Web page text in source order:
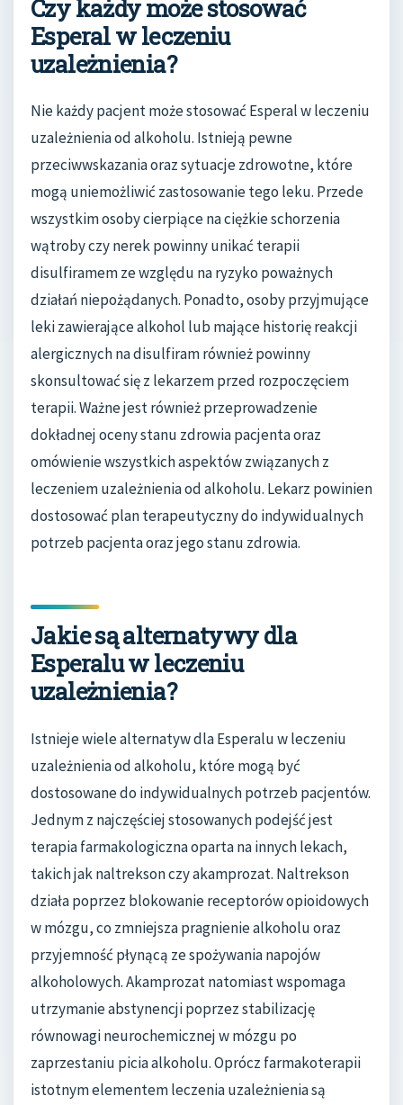
Czy każdy może stosować
Esperal w leczeniu
uzależnienia?
Nie każdy pacjent może stosować Esperal w leczeniu
uzależnienia od alkoholu. Istnieją pewne
przeciwwskazania oraz sytuacje zdrowotne, które
mogą uniemożliwić zastosowanie tego leku. Przede
wszystkim osoby cierpiące na ciężkie schorzenia
wątroby czy nerek powinny unikać terapii
disulfiramem ze względu na ryzyko poważnych
działań niepożądanych. Ponadto, osoby przyjmujące
leki zawierające alkohol lub mające historię reakcji
alergicznych na disulfiram również powinny
skonsultować się z lekarzem przed rozpoczęciem
terapii. Ważne jest również przeprowadzenie
dokładnej oceny stanu zdrowia pacjenta oraz
omówienie wszystkich aspektów związanych z
leczeniem uzależnienia od alkoholu. Lekarz powinien
dostosować plan terapeutyczny do indywidualnych
potrzeb pacjenta oraz jego stanu zdrowia.
Jakie są alternatywy dla
Esperalu w leczeniu
uzależnienia?
Istnieje wiele alternatyw dla Esperalu w leczeniu
uzależnienia od alkoholu, które mogą być
dostosowane do indywidualnych potrzeb pacjentów.
Jednym z najczęściej stosowanych podejść jest
terapia farmakologiczna oparta na innych lekach,
takich jak naltrekson czy akamprozat. Naltrekson
działa poprzez blokowanie receptorów opioidowych
w mózgu, co zmniejsza pragnienie alkoholu oraz
przyjemność płynącą ze spożywania napojów
alkoholowych. Akamprozat natomiast wspomaga
utrzymanie abstynencji poprzez stabilizację
równowagi neurochemicznej w mózgu po
zaprzestaniu picia alkoholu. Oprócz farmakoterapii
istotnym elementem leczenia uzależnienia są